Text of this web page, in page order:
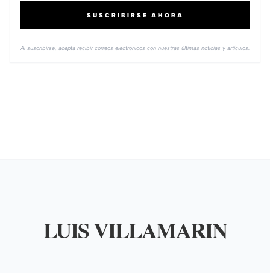
SUSCRIBIRSE AHORA
Al suscribirse, acepta recibir correos electrónicos con nuestras últimas noticias y artículos.
LUIS VILLAMARIN